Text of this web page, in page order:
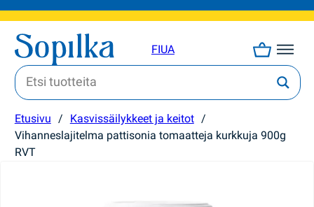
FIUA
Etusivu / Kasvissäilykkeet ja keitot /
Vihanneslajitelma pattisonia tomaatteja kurkkuja 900g
RVT